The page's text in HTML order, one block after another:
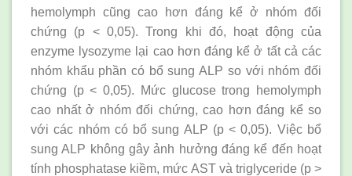
hemolymph cũng cao hơn đáng kể ở nhóm đối
chứng (p < 0,05). Trong khi đó, hoạt động của
enzyme lysozyme lại cao hơn đáng kể ở tất cả các
nhóm khẩu phần có bổ sung ALP so với nhóm đối
chứng (p < 0,05). Mức glucose trong hemolymph
cao nhất ở nhóm đối chứng, cao hơn đáng kể so
với các nhóm có bổ sung ALP (p < 0,05). Việc bổ
sung ALP không gây ảnh hưởng đáng kể đến hoạt
tính phosphatase kiềm, mức AST và triglyceride (p >